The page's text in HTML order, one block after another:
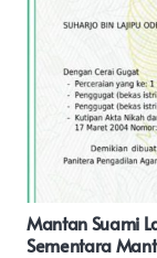
Dialog Bersama
Power.